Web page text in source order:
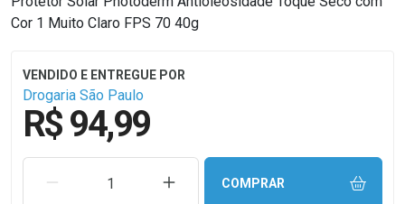
Cor 1 Muito Claro FPS 70 40g
Drogaria São Paulo
R$ 94,99
REMOVER UMA UNIDADEAUMENTAR UMA UNIDADE
COMPRAR